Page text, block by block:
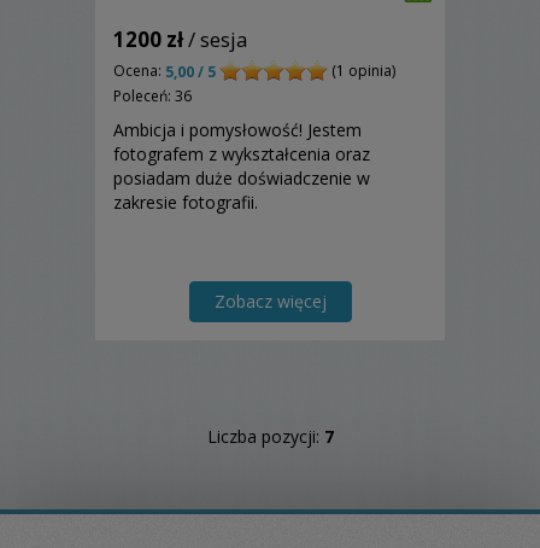
1200 zł/ sesja
Ocena: 5,00 / 5
(1 opinia)
Poleceń: 36
Ambicja i pomysłowość! Jestem
fotografem z wykształcenia oraz
posiadam duże doświadczenie w
zakresie fotografii.
Zobacz więcej
Liczba pozycji: 7